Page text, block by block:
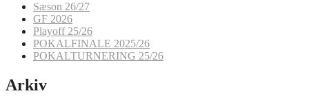
Sæson 26/27
GF 2026
Playoff 25/26
POKALFINALE 2025/26
POKALTURNERING 25/26
Arkiv